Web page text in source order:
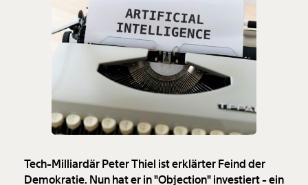
Tech-Milliardär Peter Thiel ist erklärter Feind der
Demokratie. Nun hat er in "Objection" investiert - ein